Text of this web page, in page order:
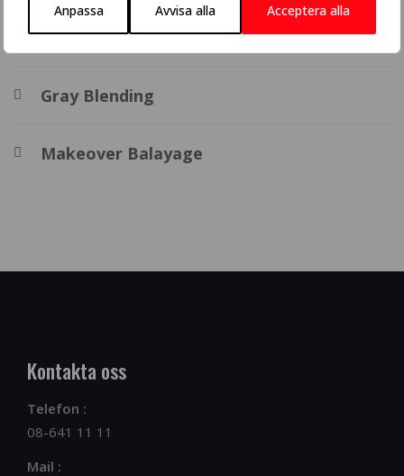
Anpassa Avvisa alla Acceptera alla
BHBD extensions
Gray Blending
Makeover Balayage
Kontakta oss
Telefon :
08-641 11 11
Mail :